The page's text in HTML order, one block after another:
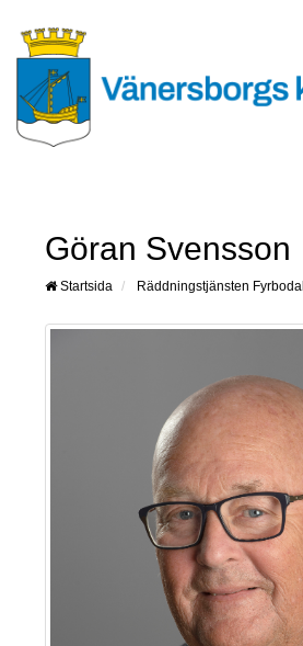
Göran Svensson
Startsida Räddningstjänsten Fyrbodal